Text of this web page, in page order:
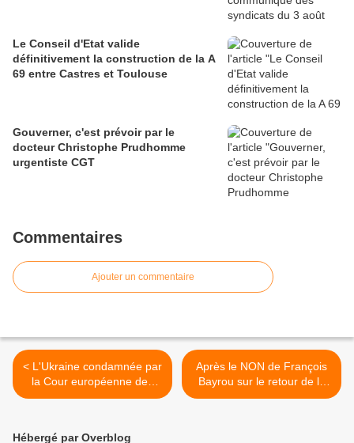
Le Conseil d'Etat valide
définitivement la construction de la A
69 entre Castres et Toulouse
Gouverner, c'est prévoir par le
docteur Christophe Prudhomme
urgentiste CGT
Commentaires
Ajouter un commentaire
< L'Ukraine condamnée par
la Cour européenne des
droits de l'homme
Après le NON de François
Bayrou sur le retour de la
retraite à 62 ans, le ver était
Hébergé par Overblog